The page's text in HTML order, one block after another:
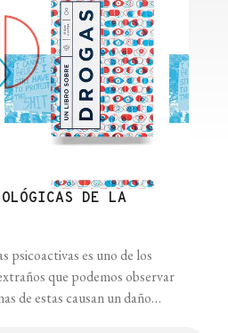
DE LA
psicoactivas es uno de los
que podemos observar
de estas causan un daño